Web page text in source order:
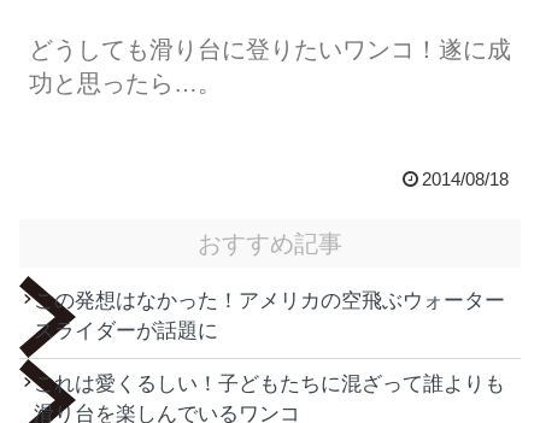
どうしても滑り台に登りたいワンコ！遂に成
功と思ったら…。
2014/08/18
おすすめ記事
この発想はなかった！アメリカの空飛ぶウォーター
スライダーが話題に
これは愛くるしい！子どもたちに混ざって誰よりも
滑り台を楽しんでいるワンコ